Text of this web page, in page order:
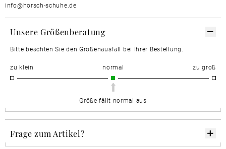
info@horsch-schuhe.de
Unsere Größenberatung
Bitte beachten Sie den Größenausfall bei Ihrer Bestellung.
zu klein normal zu groß
Größe fällt normal aus
Frage zum Artikel?